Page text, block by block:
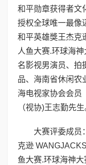
和平勋章获得者文
授权全球唯一最像
和平英雄獎王杰克
人鱼大赛.环球海
名影视男演员、拍
品、海南省休闲农
海电视家协会会员
（视协)王志勤先生
大赛评委成员
克逊
鱼大赛.环球海神